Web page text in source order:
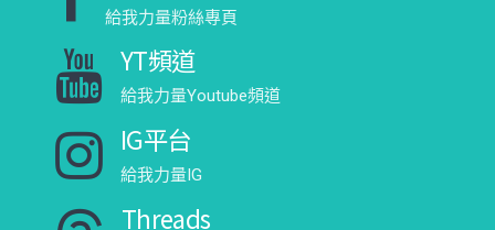
給我力量粉絲專頁
YT頻道
給我力量Youtube頻道
IG平台
給我力量IG
Threads